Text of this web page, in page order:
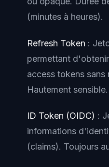
(minutes à heures).
Refresh Token :
permettant
access tokens sans
Hautement sensible.
ID Token (OIDC) :
informations
(claims). Toujours